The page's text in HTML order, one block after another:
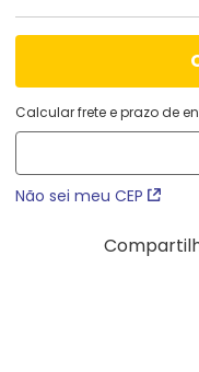
Calcular frete e prazo de
Não sei meu CEP